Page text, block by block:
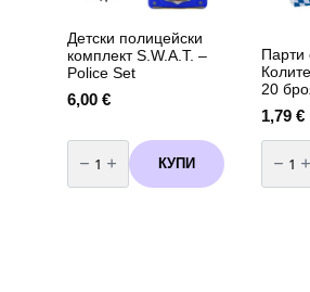
Детски полицейски
комплект S.W.A.T. –
Police Set
6,00 €
количество
за
Детски
полицейски
КУПИ
Парти
20
1,79 €
за
Парти